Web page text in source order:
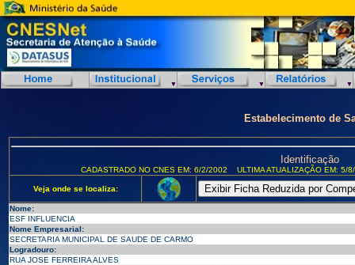
Estabelecimento de
Identificação
CADASTRADO NO CNES EM: 6/2/2002 ULTIMA ATUALIZAÇÃO EM:
Veja onde se localiza:
Nome:
ESF INFLUENCIA
Nome Empresarial:
SECRETARIA MUNICIPAL DE SAUDE DE CARMO
Logradouro:
RUA JOSE FERREIRA ALVES